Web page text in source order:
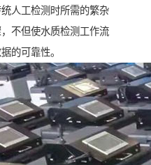
人工检测时所需的繁杂
不但使水质检测工作流
的可靠性。